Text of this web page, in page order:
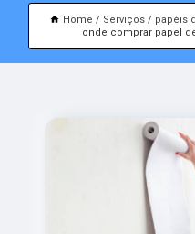
Home Serviços papéis
onde comprar papel